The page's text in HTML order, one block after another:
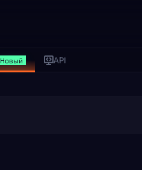
Новый API